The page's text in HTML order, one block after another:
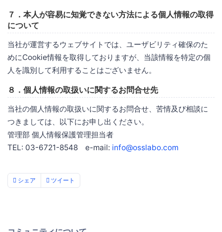
７．本人が容易に知覚できない方法による個人情報の取得
について
当社が運営するウェブサイトでは、ユーザビリティ確保のた
めにCookie情報を取得しておりますが、当該情報を特定の個
人を識別して利用することはございません。
８．個人情報の取扱いに関するお問合せ先
当社の個人情報の取扱いに関するお問合せ、苦情及び相談に
つきましては、以下にお申し出ください。
管理部 個人情報保護管理担当者
TEL: 03-6721-8548 e-mail: info@osslabo.com
シェア ツイート